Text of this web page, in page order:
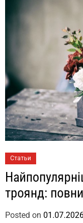
Статьи
троянд:
Posted on